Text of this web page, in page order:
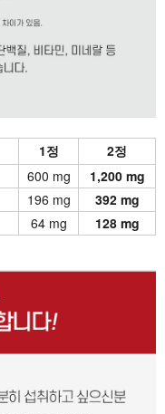
1정
2정
600 mg
1,200 mg
196 mg
392 mg
64 mg 128 mg